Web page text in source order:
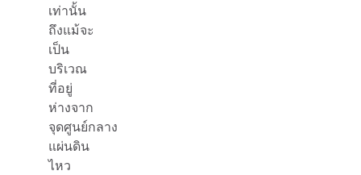
เท่านั้น
ถึงแม้จะ
เป็น
บริเวณ
ที่อยู่
ห่างจาก
จุดศูนย์กลาง
แผ่นดิน
ไหว